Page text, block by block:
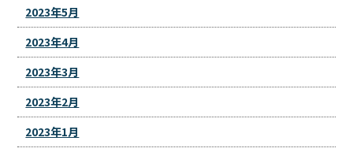
2023年5月
2023年4月
2023年3月
2023年2月
2023年1月